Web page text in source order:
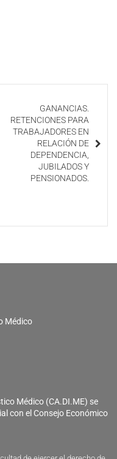
GANANCIAS.
RETENCIONES PARA
TRABAJADORES EN
RELACIÓN DE
DEPENDENCIA,
JUBILADOS Y
PENSIONADOS.
Médico
Médico (CA.DI.ME) se
con el Consejo Económico